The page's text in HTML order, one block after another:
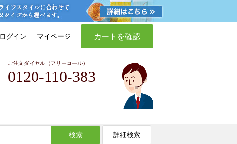
ログイン マイページ カートを確認
ご注文ダイヤル（フリーコール）
0120-110-383
検索 詳細検索